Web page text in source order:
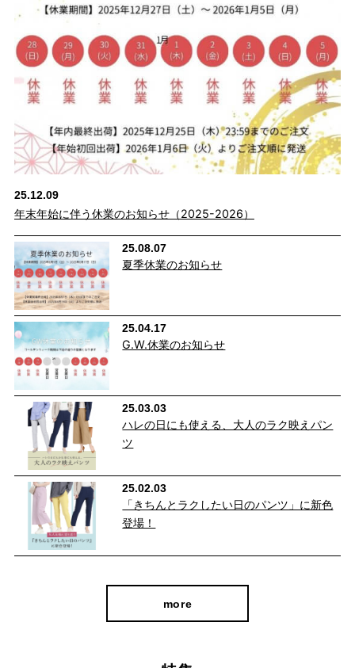
の相性も◎
cafeからtabiまで、日常を上質に
自分に似合うものを知っている人、年齢を重ねるごとに輝く
日常と分けず、近所のカフェで過ごす日常も、ふらっと楽し
む旅行先でも、快適に過ごすための商品づくりを目指してい
25.12.09
年末年始に伴う休業のお知らせ（2025-2026）
25.08.07
夏季休業のお知らせ
25.04.17
G.W.休業のお知らせ
25.03.03
ハレの日にも使える、大人のラク映えパン
ツ
25.02.03
「きちんとラクしたい日のパンツ」に新色
登場！
more